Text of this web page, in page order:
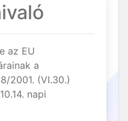
az EU
a
2001. (VI.30.)
napi